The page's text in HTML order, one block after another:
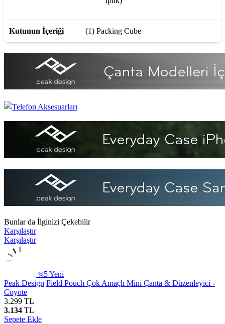
Kutunun İçeriği (1) Packing Cube
Bunlar da İlginizi Çekebilir
Karşılaştır
Karşılaştır
%5Yeni
Peak Design Field Pouch Çok Amaçlı Mini Çanta & Düzenleyici -
Coyote
3.299 TL
3.134 TL
Sepete Ekle